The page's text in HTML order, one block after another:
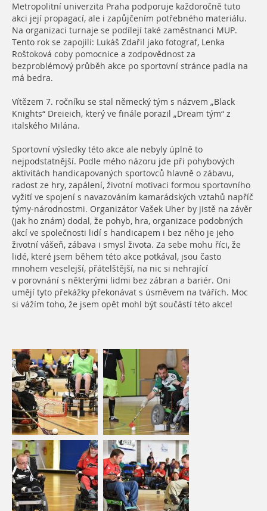
Metropolitní univerzita Praha podporuje každoročně tuto
akci její propagací, ale i zapůjčením potřebného materiálu.
Na organizaci turnaje se podílejí také zaměstnanci MUP.
Tento rok se zapojili: Lukáš Zdařil jako fotograf, Lenka
Roštoková coby pomocnice a zodpovědnost za
bezproblémový průběh akce po sportovní stránce padla na
má bedra.
Vítězem 7. ročníku se stal německý tým s názvem „Black
Knights“ Dreieich, který ve finále porazil „Dream tým“ z
italského Milána.
Sportovní výsledky této akce ale nebyly úplně to
nejpodstatnější. Podle mého názoru jde při pohybových
aktivitách handicapovaných sportovců hlavně o zábavu,
radost ze hry, zapálení, životní motivaci formou sportovního
vyžití ve spojení s navazováním kamarádských vztahů napříč
týmy-národnostmi. Organizátor Vašek Uher by jistě na závěr
(jak ho znám) dodal, že pohyb, hra, organizace podobných
akcí ve společnosti lidí s handicapem i bez něho je jeho
životní vášeň, zábava i smysl života. Za sebe mohu říci, že
lidé, které jsem během této akce potkával, jsou často
mnohem veselejší, přátelštější, na nic si nehrající
v porovnání s některými lidmi bez zábran a bariér. Oni
umějí tyto překážky překonávat s úsměvem na tvářích. Moc
si vážím toho, že jsem opět mohl být součástí této akce!